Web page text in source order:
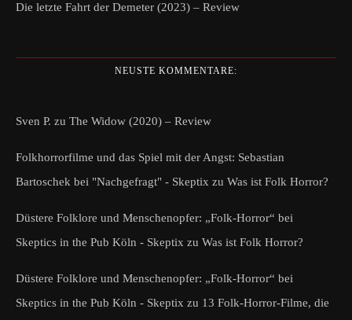
Die letzte Fahrt der Demeter (2023) – Review
NEUSTE KOMMENTARE:
Sven P. zu The Widow (2020) – Review
Folkhorrorfilme und das Spiel mit der Angst: Sebastian
Bartoschek bei "Nachgefragt" - Skeptix zu Was ist Folk Horror?
Düstere Folklore und Menschenopfer: „Folk-Horror“ bei
Skeptics in the Pub Köln - Skeptix zu Was ist Folk Horror?
Düstere Folklore und Menschenopfer: „Folk-Horror“ bei
Skeptics in the Pub Köln - Skeptix zu 13 Folk-Horror-Filme, die